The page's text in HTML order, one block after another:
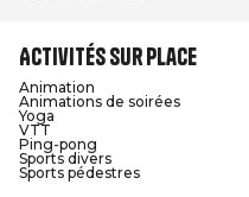
Activités sur place
Animation
Animations de soirées
Yoga
VTT
Ping-pong
Sports divers
Sports pédestres